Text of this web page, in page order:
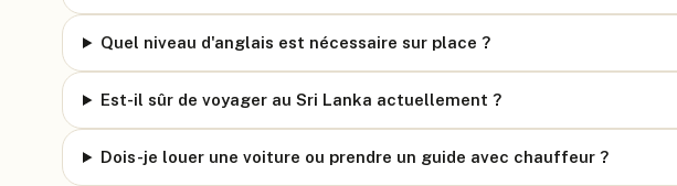
Quel niveau d'anglais est nécessaire sur place ?
Est-il sûr de voyager au Sri Lanka actuellement ?
Dois-je louer une voiture ou prendre un guide avec chauffeur ?